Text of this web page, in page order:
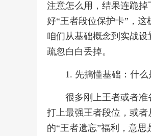
注意怎么用，结果连跪
好“王者段位保护卡”，这
咱们从基础概念到实战
疏忽白白丢掉。
1. 先搞懂基础：什
很多刚上王者或者
打上最强王者段位，或
的“王者遗忘”福利，意